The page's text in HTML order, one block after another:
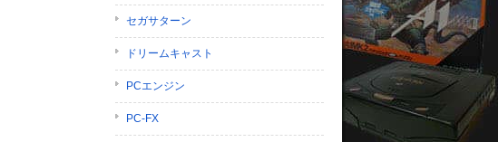
セガサターン
ドリームキャスト
PCエンジン
PC-FX